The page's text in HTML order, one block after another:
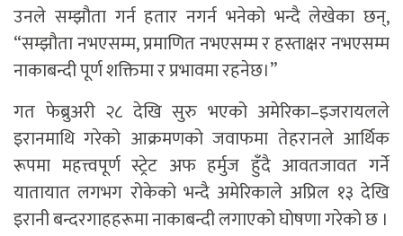
उनले सम्झौता गर्न हतार नगर्न भनेको भन्दै लेखेका छन्,
“सम्झौता नभएसम्म, प्रमाणित नभएसम्म र हस्ताक्षर नभएसम्म
नाकाबन्दी पूर्ण शक्तिमा र प्रभावमा रहनेछ।”
गत फेब्रुअरी २८ देखि सुरु भएको अमेरिका–इजरायलले
इरानमाथि गरेको आक्रमणको जवाफमा तेहरानले आर्थिक
रूपमा महत्त्वपूर्ण स्ट्रेट अफ हर्मुज हुँदै आवतजावत गर्ने
यातायात लगभग रोकेको भन्दै अमेरिकाले अप्रिल १३ देखि
इरानी बन्दरगाहहरूमा नाकाबन्दी लगाएको घोषणा गरेको छ ।